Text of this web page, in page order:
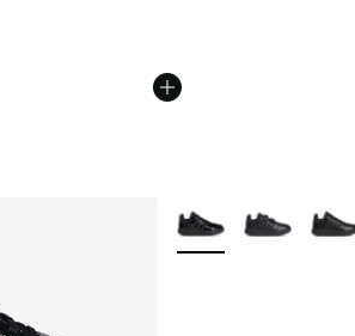
Weitere Farben